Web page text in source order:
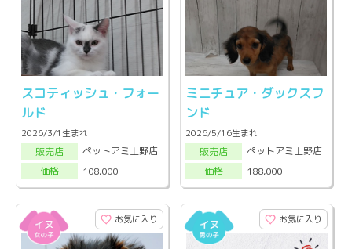
スコティッシュ・フォー
ルド
2026/3/1生まれ
販売店
ペットアミ上野店
価格
108,000
ミニチュア・ダックスフ
ンド
2026/5/16生まれ
販売店
ペットアミ上野店
価格
188,000
お気に入り お気に入り